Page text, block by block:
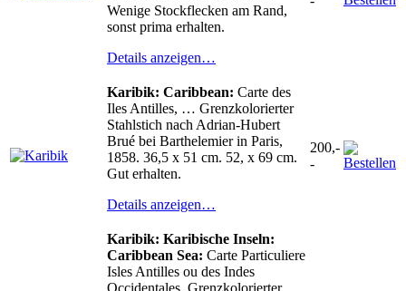
Wenige Stockflecken am Rand,
sonst prima erhalten.
Details anzeigen…
Karibik: Caribbean: Carte des
Iles Antilles, … Grenzkolorierter
Stahlstich nach Adrian-Hubert
Brué bei Barthelemier in Paris,
1858. 36,5 x 51 cm. 52, x 69 cm.
Gut erhalten.
Details anzeigen…
200,-
-
Karibik: Karibische Inseln:
Caribbean Sea: Carte Particuliere
Isles Antilles ou des Indes
Occidentales. Grenzkolorierter